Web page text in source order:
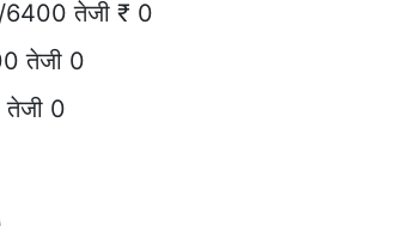
6400 तेजी ₹ 0
तेजी 0
0